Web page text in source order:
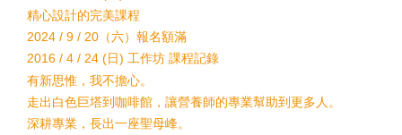
精心設計的完美課程
2024 / 9 / 20（六）報名額滿
2016 / 4 / 24 (日) 工作坊 課程記錄
有新思惟，我不擔心。
走出白色巨塔到咖啡館，讓營養師的專業幫助到更多人。
深耕專業，長出一座聖母峰。